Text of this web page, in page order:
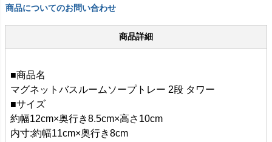
商品についてのお問い合わせ
商品詳細
■商品名
マグネットバスルームソープトレー 2段 タワー
■サイズ
約幅12cm×奥行き8.5cm×高さ10cm
内寸:約幅11cm×奥行き8cm